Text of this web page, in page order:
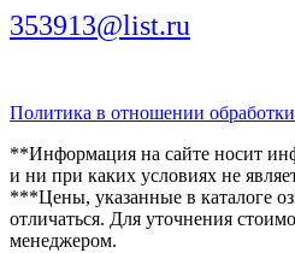
353913@list.ru
Политика в отношении
**Информация на сайте носит
и ни при каких условиях не
***Цены, указанные в каталоге
отличаться. Для уточнения
менеджером.